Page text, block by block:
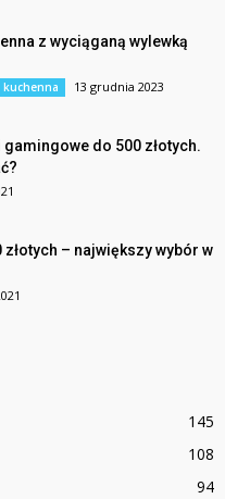
z wyciąganą wylewką
kuchenna 13 grudnia 2023
do 500 złotych.
złotych – największy wybór w
145
108
94